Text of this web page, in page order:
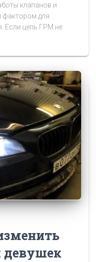
клапанов и
фактором для
Если цепь ГРМ не
девушек